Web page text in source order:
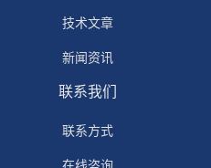
技术文章
新闻资讯
联系我们
联系方式